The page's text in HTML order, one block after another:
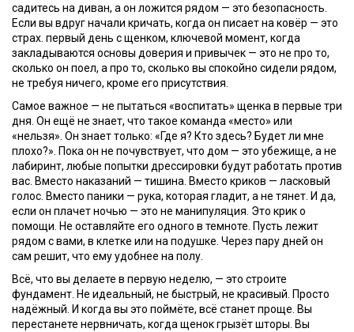
садитесь на диван, а он ложится рядом — это безопасность.
Если вы вдруг начали кричать, когда он писает на ковёр — это
страх. первый день с щенком, ключевой момент, когда
закладываются основы доверия и привычек — это не про то,
сколько он поел, а про то, сколько вы спокойно сидели рядом,
не требуя ничего, кроме его присутствия.
Самое важное — не пытаться «воспитать» щенка в первые три
дня. Он ещё не знает, что такое команда «место» или
«нельзя». Он знает только: «Где я? Кто здесь? Будет ли мне
плохо?». Пока он не почувствует, что дом — это убежище, а не
лабиринт, любые попытки дрессировки будут работать против
вас. Вместо наказаний — тишина. Вместо криков — ласковый
голос. Вместо паники — рука, которая гладит, а не тянет. И да,
если он плачет ночью — это не манипуляция. Это крик о
помощи. Не оставляйте его одного в темноте. Пусть лежит
рядом с вами, в клетке или на подушке. Через пару дней он
сам решит, что ему удобнее на полу.
Всё, что вы делаете в первую неделю, — это строите
фундамент. Не идеальный, не быстрый, не красивый. Просто
надёжный. И когда вы это поймёте, всё станет проще. Вы
перестанете нервничать, когда щенок грызёт шторы. Вы